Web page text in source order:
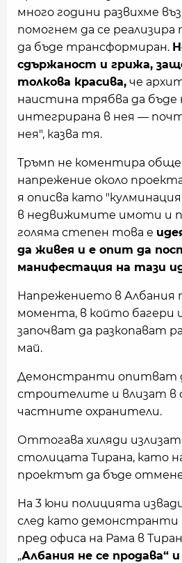
много години развихме
помогнем да се
да бъде трансформиран.
сдържаност и грижа,
толкова красива, че
наистина трябва да бъде
интегрирана в нея —
нея", казва тя.
Тръмп не коментира
напрежение около
я описва като
в недвижимите имоти и
голяма степен това е
да живея и е опит да
манифестация на тази
Напрежението в Албания
момента, в който багери
започват да разкопават
май.
Демонстранти опитват
строителите и влизат в
частните охранители.
Оттогава хиляди
столицата Тирана, като
проектът да бъде
На 3 юни полицията
след като демонстранти
пред офиса на Рама в
„Албания не се продава“